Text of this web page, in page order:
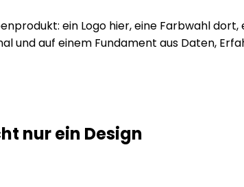
ein Logo hier, eine Farbwahl
und auf einem Fundament aus Daten,
nur ein Design